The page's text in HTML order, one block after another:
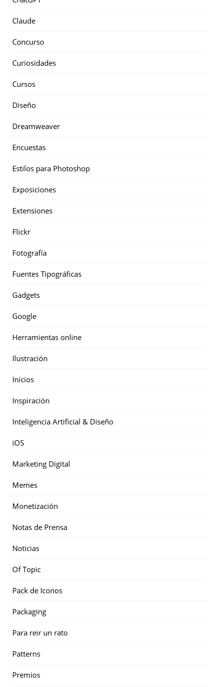
Claude
Concurso
Curiosidades
Cursos
Diseño
Dreamweaver
Encuestas
Estilos para Photoshop
Exposiciones
Extensiones
Flickr
Fotografía
Fuentes Tipográficas
Gadgets
Google
Herramientas online
Ilustración
Inicios
Inspiración
Inteligencia Artificial & Diseño
iOS
Marketing Digital
Memes
Monetización
Notas de Prensa
Noticias
Of Topic
Pack de Iconos
Packaging
Para reir un rato
Patterns
Premios